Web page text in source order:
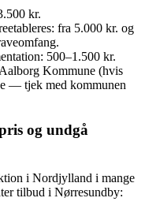
kr.
fra 5.000 kr. og
500–1.500 kr.
Kommune (hvis
— tjek med kommunen
og undgå
i Nordjylland i mange
tilbud i Nørresundby: